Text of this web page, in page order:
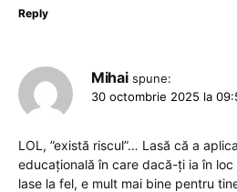
Reply
Mihai spune:
30 octombrie 2025 la
LOL, ”există riscul”… Lasă că a
educațională în care dacă-ți ia în
lase la fel, e mult mai bine pentru